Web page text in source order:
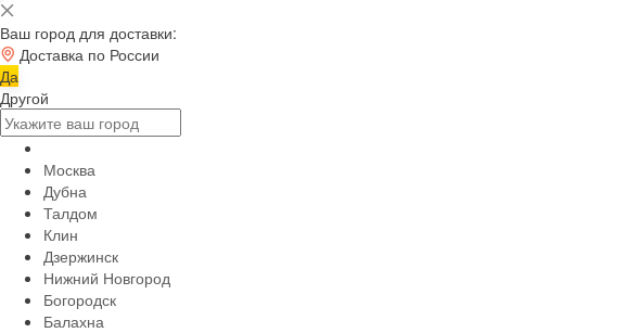
Ваш город для доставки:
Доставка по России
Да
Другой
Москва
Дубна
Талдом
Клин
Дзержинск
Нижний Новгород
Богородск
Балахна